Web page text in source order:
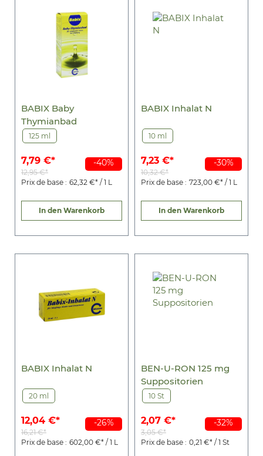
-40%
BABIX Baby
Thymianbad
125 ml
7,79 €*
12,95 €*
Prix de base : 62,32 €* / 1 L
In den Warenkorb
-30%
BABIX Inhalat N
10 ml
7,23 €*
10,32 €*
Prix de base : 723,00 €* / 1 L
In den Warenkorb
-26%
BABIX Inhalat N
20 ml
12,04 €*
16,21 €*
Prix de base : 602,00 €* / 1 L
-32%
BEN-U-RON 125 mg
Suppositorien
10 St
2,07 €*
3,05 €*
Prix de base : 0,21 €* / 1 St